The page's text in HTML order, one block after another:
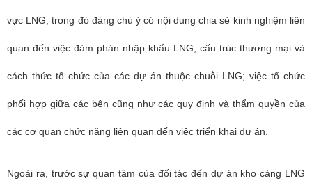
vực LNG, trong đó đáng chú ý có nội dung chia sẻ kinh nghiệm liên
quan đến việc đàm phán nhập khẩu LNG; cấu trúc thương mại và
cách thức tổ chức của các dự án thuộc chuỗi LNG; việc tổ chức
phối hợp giữa các bên cũng như các quy định và thẩm quyền của
các cơ quan chức năng liên quan đến việc triển khai dự án.
Ngoài ra, trước sự quan tâm của đối tác đến dự án kho cảng LNG